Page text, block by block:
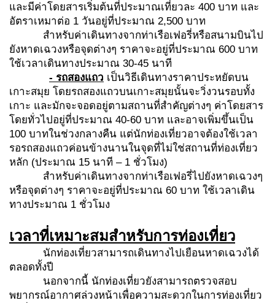
และมีค่าโดยสารเริ่มต้นที่ประมาณเที่ยวละ 400 บาท และ
อัตราเหมาต่อ 1 วันอยู่ที่ประมาณ 2,500 บาท
สำหรับค่าเดินทางจากท่าเรือเฟอรี่หรือสนามบินไป
ยังหาดเฉวงหรือจุดต่างๆ ราคาจะอยู่ที่ประมาณ 600 บาท
ใช้เวลาเดินทางประมาณ 30-45 นาที
- รถสองแถว เป็นวิธีเดินทางราคาประหยัดบน
เกาะสมุย โดยรถสองแถวบนเกาะสมุยนั้นจะวิ่งวนรอบทั้ง
เกาะ และมักจะจอดอยู่ตามสถานที่สำคัญต่างๆ ค่าโดยสาร
โดยทั่วไปอยู่ที่ประมาณ 40-60 บาท และอาจเพิ่มขึ้นเป็น
100 บาทในช่วงกลางคืน แต่นักท่องเที่ยวอาจต้องใช้เวลา
รอรถสองแถวค่อนข้างนานในจุดที่ไม่ใช่สถานที่ท่องเที่ยว
หลัก (ประมาณ 15 นาที – 1 ชั่วโมง)
สำหรับค่าเดินทางจากท่าเรือเฟอรี่ไปยังหาดเฉวงๆ
หรือจุดต่างๆ ราคาจะอยู่ที่ประมาณ 60 บาท ใช้เวลาเดิน
ทางประมาณ 1 ชั่วโมง
เวลาที่เหมาะสมสำหรับการท่องเที่ยว
นักท่องเที่ยวสามารถเดินทางไปเยือนหาดเฉวงได้
ตลอดทั้งปี
นอกจากนี้ นักท่องเที่ยวยังสามารถตรวจสอบ
พยากรณ์อากาศล่วงหน้าเพื่อความสะดวกในการท่องเที่ยว